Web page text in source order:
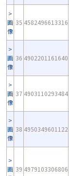
画
像
35 4582496613316
画
像
36 4902201161640
画
像
37 4903110293484
画
像
38 4950349601122
画 39 4979103306806